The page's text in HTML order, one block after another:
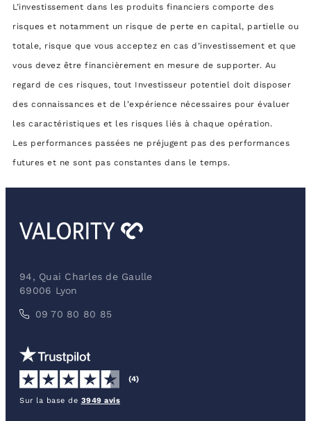
L’investissement dans les produits financiers comporte des
risques et notamment un risque de perte en capital, partielle ou
totale, risque que vous acceptez en cas d’investissement et que
vous devez être financièrement en mesure de supporter. Au
regard de ces risques, tout Investisseur potentiel doit disposer
des connaissances et de l’expérience nécessaires pour évaluer
les caractéristiques et les risques liés à chaque opération.
Les performances passées ne préjugent pas des performances
futures et ne sont pas constantes dans le temps.
94, Quai Charles de Gaulle
69006 Lyon
09 70 80 80 85
(4)
Sur la base de 3949 avis